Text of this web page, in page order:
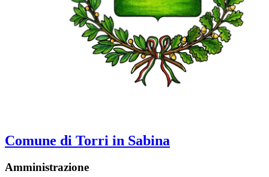
Comune di Torri in Sabina
Amministrazione